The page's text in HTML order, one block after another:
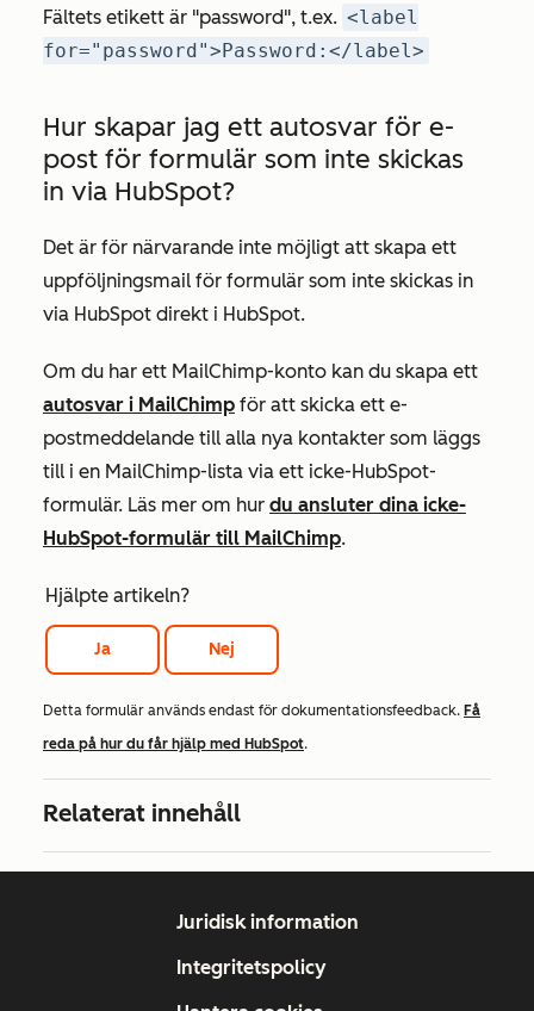
Fältets etikett är "password", t.ex. <label
for="password">Password:</label>
Hur skapar jag ett autosvar för e-
post för formulär som inte skickas
in via HubSpot?
Det är för närvarande inte möjligt att skapa ett
uppföljningsmail för formulär som inte skickas in
via HubSpot direkt i HubSpot.
Om du har ett MailChimp-konto kan du skapa ett
autosvar i MailChimp för att skicka ett e-
postmeddelande till alla nya kontakter som läggs
till i en MailChimp-lista via ett icke-HubSpot-
formulär. Läs mer om hur du ansluter dina icke-
HubSpot-formulär till MailChimp.
Hjälpte artikeln?
Ja Nej
Detta formulär används endast för dokumentationsfeedback. Få
reda på hur du får hjälp med HubSpot.
Relaterat innehåll
Juridisk information
Integritetspolicy